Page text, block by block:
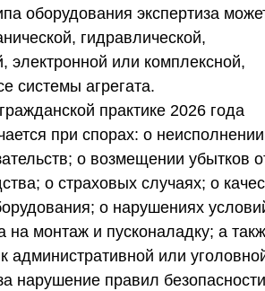
оборудования экспертиза
гидравлической,
электронной или комплексной,
системы агрегата.
практике 2026 года
при спорах: о неисполнении
о возмещении убытков
о страховых случаях; о
о нарушениях
на монтаж и пусконаладку; а
административной или
нарушение правил